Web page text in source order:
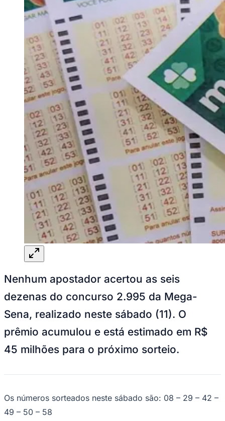
Anuncie no Portal
Guia de Empresas
Divulgar Vagas
Publicidade Legal
Negócios Regionais
Turismo
Segurança Regional
Hospitais Estaduais
Parques & Represas
Cidades da Região
Santana de Parnaíba
Osasco CarapicuíbaJandiraItapeviCotia
Pirapora
do Bom Jesus Araçariguama CaieirasFranco da
RochaFrancisco Morato Taboão da SerraEmbu das ArtesSão Roque
Para Sua Empresa
Anuncie Regional
Guia de Empresas
Vagas na RegiãoNovo
Hub de Negócios
Guia Comercial
Selo Verificado
Portal Educacional
Agenda de Vestibulares
Vagas de Emprego
Concursos
Panorama Econômico
Anuncie no Portal
Verificar EmpresaNovo
Publicidade Legal
NFL
UFC
Tênis (ATP)
MLB
Nenhum apostador acertou as seis
dezenas do concurso 2.995 da Mega-
Sena, realizado neste sábado (11). O
prêmio acumulou e está estimado em R$
45 milhões para o próximo sorteio.
Os números sorteados neste sábado são: 08 – 29 – 42 –
49 – 50 – 58